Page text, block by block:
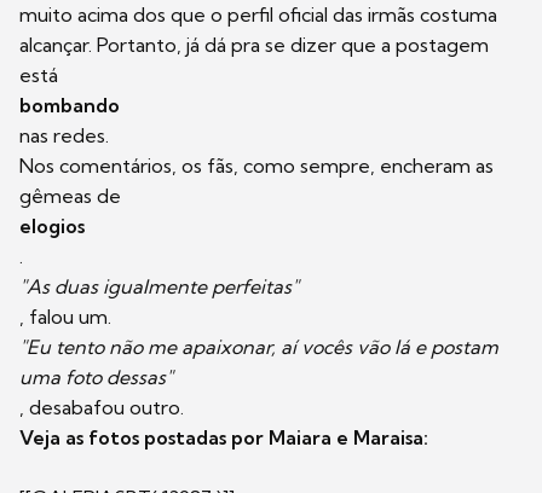
muito acima dos que o perfil oficial das irmãs costuma
alcançar. Portanto, já dá pra se dizer que a postagem
está
bombando
nas redes.
Nos comentários, os fãs, como sempre, encheram as
gêmeas de
elogios
"As duas igualmente perfeitas"
, falou um.
"Eu tento não me apaixonar, aí vocês vão lá e postam
uma foto dessas"
, desabafou outro.
Veja as fotos postadas por Maiara e Maraisa: